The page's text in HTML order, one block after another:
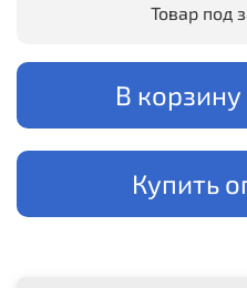
Товар под
В корзину
Купить